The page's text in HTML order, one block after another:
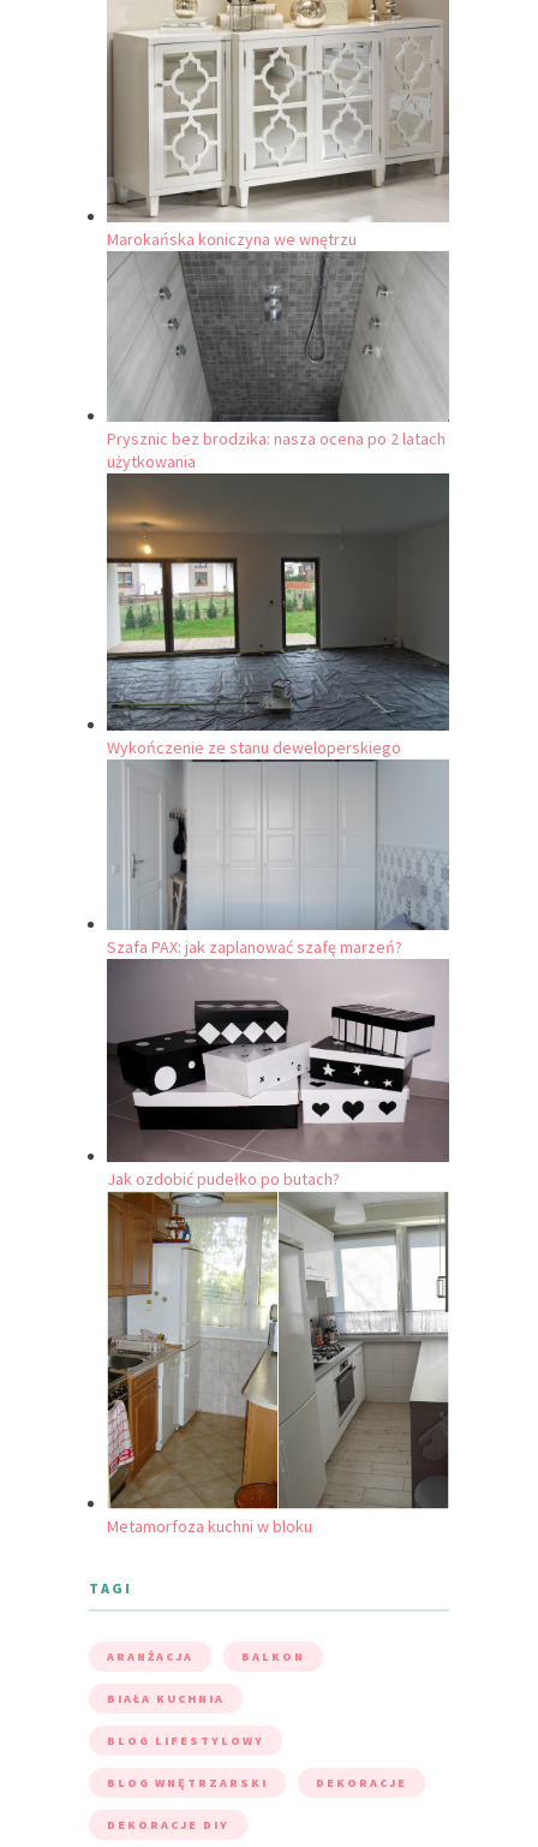
Marokańska koniczyna we wnętrzu
Prysznic bez brodzika: nasza ocena po 2 latach
użytkowania
Wykończenie ze stanu deweloperskiego
Szafa PAX: jak zaplanować szafę marzeń?
Jak ozdobić pudełko po butach?
Metamorfoza kuchni w bloku
TAGI
ARANŻACJA BALKON
BIAŁA KUCHNIA
BLOG LIFESTYLOWY
BLOG WNĘTRZARSKI DEKORACJE
DEKORACJE DIY